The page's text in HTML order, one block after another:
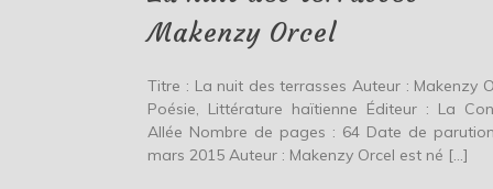
Orcel
Makenzy Orcel
Titre : La nuit des terrasses Auteur : Makenzy
Poésie, Littérature haïtienne Éditeur : La
Allée Nombre de pages : 64 Date de
mars 2015 Auteur : Makenzy Orcel est né […]